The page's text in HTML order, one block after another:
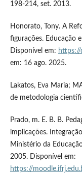
198-214, set. 2013.
Honorato, Tony. A
figurações. Educação
Disponível em:
em: 16 ago. 2025.
Lakatos, Eva Maria;
de metodologia
Prado, m. E. B. B.
implicações.
Ministério da
2005. Disponível em:
https://